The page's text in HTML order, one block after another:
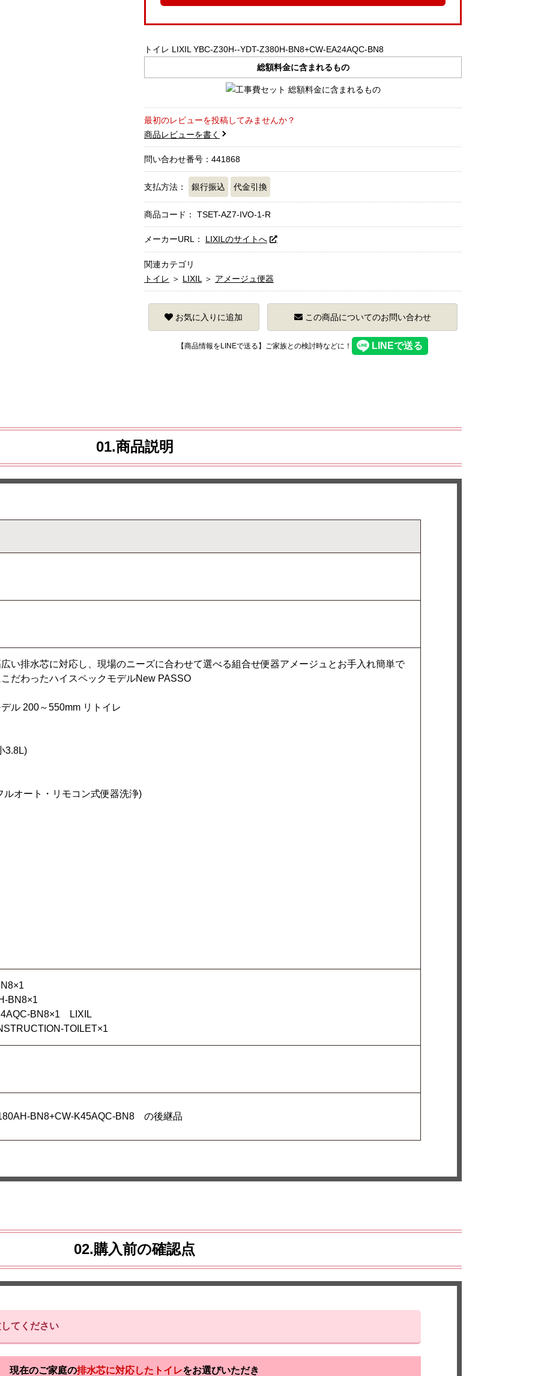
トイレ LIXIL YBC-Z30H--YDT-Z380H-BN8+CW-EA24AQC-BN8
総額料金に含まれるもの
最初のレビューを投稿してみませんか？
商品レビューを書く
問い合わせ番号：441868
支払方法： 銀行振込 代金引換
商品コード： TSET-AZ7-IVO-1-R
メーカーURL： LIXILのサイトへ
関連カテゴリ
トイレ ＞ LIXIL ＞ アメージュ便器
お気に入りに追加 この商品についてのお問い合わせ
【商品情報をLINEで送る】ご家族との検討時などに！
01.商品説明
い排水芯に対応し、現場のニーズに合わせて選べる組合せ便器アメージュとお手入れ簡単で
だわったハイスペックモデルNew PASSO
ル 200～550mm リトイレ
3.8L)
ルオート・リモコン式便器洗浄)
BN8×1
BN8×1 LIXIL
TOILET×1
BN8+CW-K45AQC-BN8 の後継品
02.購入前の確認点
てください
現在のご家庭の排水芯に対応したトイレをお選びいただき